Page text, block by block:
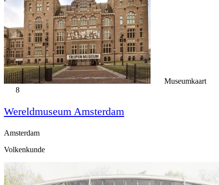
Museumkaart
8
Wereldmuseum Amsterdam
Amsterdam
Volkenkunde